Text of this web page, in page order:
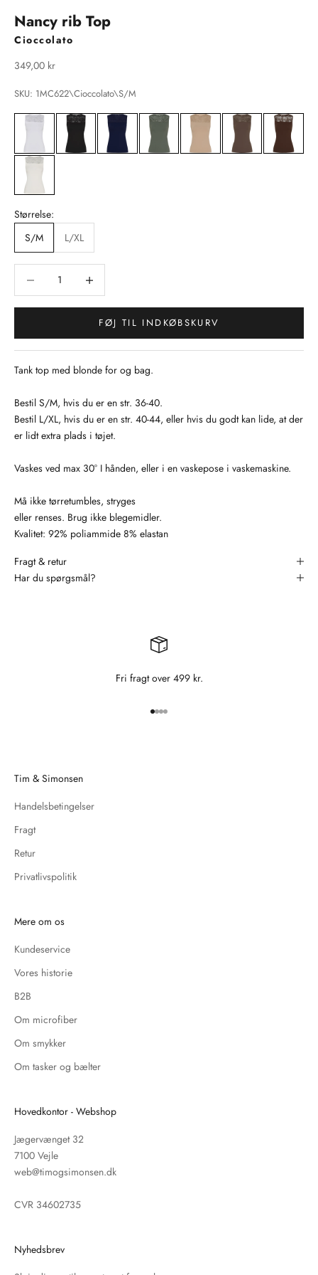
Nancy rib Top
Cioccolato
Salgspris
349,00 kr
SKU: 1MC622\Cioccolato\S/M
Størrelse:
S/M
L/XL
FØJ TIL INDKØBSKURV
Tank top med blonde for og bag.
Bestil S/M, hvis du er en str. 36-40.
Bestil L/XL, hvis du er en str. 40-44, eller hvis du godt kan lide, at der
er lidt extra plads i tøjet.
Vaskes ved max 30° I hånden, eller i en vaskepose i vaskemaskine.
Må ikke tørretumbles, stryges
eller renses. Brug ikke blegemidler.
Kvalitet: 92% poliammide 8% elastan
Fragt & retur
Har du spørgsmål?
Fri fragt over 499 kr.
Gå til element 1
Gå til element 2
Gå til element 3
Gå til element 4
Tim & Simonsen
Handelsbetingelser
Fragt
Retur
Privatlivspolitik
Mere om os
Kundeservice
Vores historie
B2B
Om microfiber
Om smykker
Om tasker og bælter
Hovedkontor - Webshop
Jægervænget 32
7100 Vejle
web@timogsimonsen.dk
CVR 34602735
Nyhedsbrev